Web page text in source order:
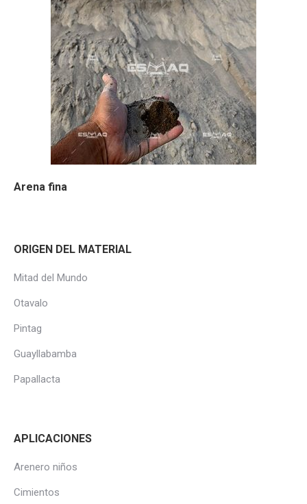
Arena fina
ORIGEN DEL MATERIAL
Mitad del Mundo
Otavalo
Pintag
Guayllabamba
Papallacta
APLICACIONES
Arenero niños
Cimientos